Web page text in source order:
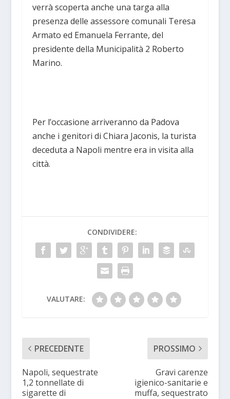
verrà scoperta anche una targa alla
presenza delle assessore comunali Teresa
Armato ed Emanuela Ferrante, del
presidente della Municipalità 2 Roberto
Marino.
Per l’occasione arriveranno da Padova
anche i genitori di Chiara Jaconis, la turista
deceduta a Napoli mentre era in visita alla
città.
CONDIVIDERE:
VALUTARE:
PRECEDENTE
Napoli, sequestrate
1,2 tonnellate di
sigarette di
PROSSIMO
Gravi carenze
igienico-sanitarie e
muffa, sequestrato